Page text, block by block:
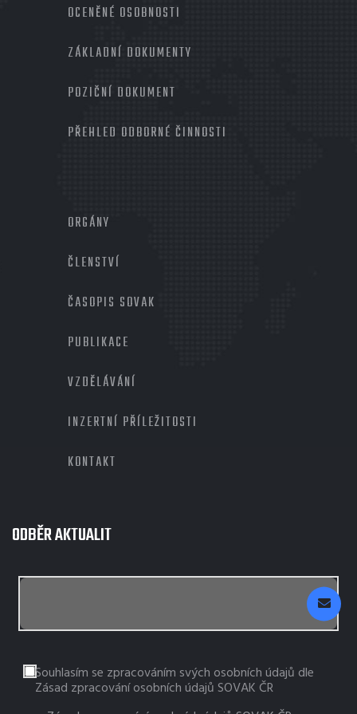
OCENĚNÉ OSOBNOSTI
ZÁKLADNÍ DOKUMENTY
POZIČNÍ DOKUMENT
PŘEHLED ODBORNÉ ČINNOSTI
ORGÁNY
ČLENSTVÍ
ČASOPIS SOVAK
PUBLIKACE
VZDĚLÁVÁNÍ
INZERTNÍ PŘÍLEŽITOSTI
KONTAKT
ODBĚR AKTUALIT
Souhlasím se zpracováním svých osobních údajů dle
Zásad zpracování osobních údajů SOVAK ČR